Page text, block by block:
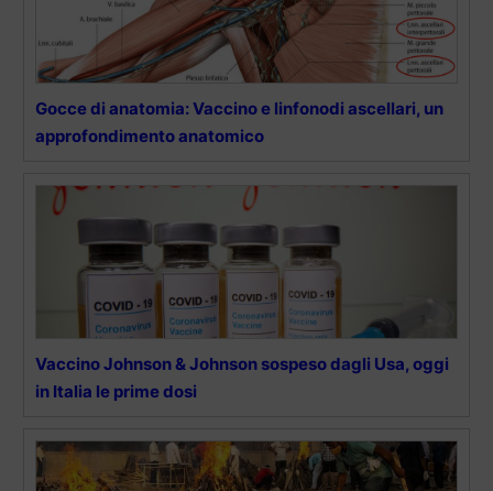
Gocce di anatomia: Vaccino e linfonodi ascellari, un
approfondimento anatomico
Vaccino Johnson & Johnson sospeso dagli Usa, oggi
in Italia le prime dosi